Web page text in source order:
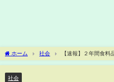
ホーム 社会
【速報】２年間食
で考え示す
社会